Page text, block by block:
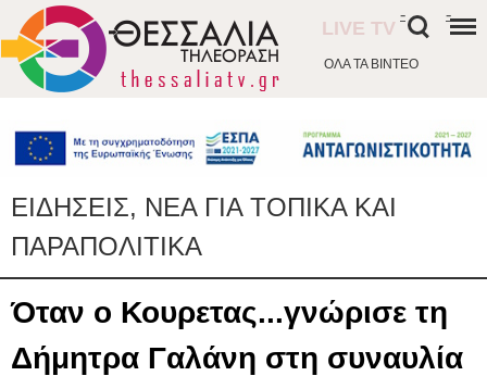
ΟΛΑ ΤΑ ΒΙΝΤΕΟ
LIVE TV
- -
ΕΙΔΗΣΕΙΣ, ΝΕΑ ΓΙΑ ΤΟΠΙΚΑ ΚΑΙ
ΠΑΡΑΠΟΛΙΤΙΚΑ
Όταν ο Κουρετας...γνώρισε τη
Δήμητρα Γαλάνη στη συναυλία